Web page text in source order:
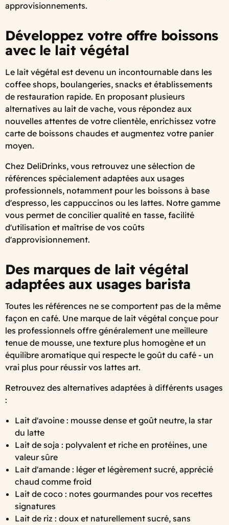
approvisionnements.
Développez votre offre boissons
avec le lait végétal
Le lait végétal est devenu un incontournable dans les
coffee shops, boulangeries, snacks et établissements
de restauration rapide. En proposant plusieurs
alternatives au lait de vache, vous répondez aux
nouvelles attentes de votre clientèle, enrichissez votre
carte de boissons chaudes et augmentez votre panier
moyen.
Chez DeliDrinks, vous retrouvez une sélection de
références spécialement adaptées aux usages
professionnels, notamment pour les boissons à base
d'espresso, les cappuccinos ou les lattes. Notre gamme
vous permet de concilier qualité en tasse, facilité
d'utilisation et maîtrise de vos coûts
d'approvisionnement.
Des marques de lait végétal
adaptées aux usages barista
Toutes les références ne se comportent pas de la même
façon en café. Une marque de lait végétal conçue pour
les professionnels offre généralement une meilleure
tenue de mousse, une texture plus homogène et un
équilibre aromatique qui respecte le goût du café - un
vrai plus pour réussir vos lattes art.
Retrouvez des alternatives adaptées à différents usages
:
Lait d'avoine : mousse dense et goût neutre, la star
du latte
Lait de soja : polyvalent et riche en protéines, une
valeur sûre
Lait d'amande : léger et légèrement sucré, apprécié
chaud comme froid
Lait de coco : notes gourmandes pour vos recettes
signatures
Lait de riz : doux et naturellement sucré, sans